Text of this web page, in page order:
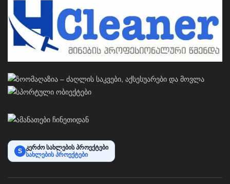
S კერძო სახლების პროექტები
სახლების პროექტები